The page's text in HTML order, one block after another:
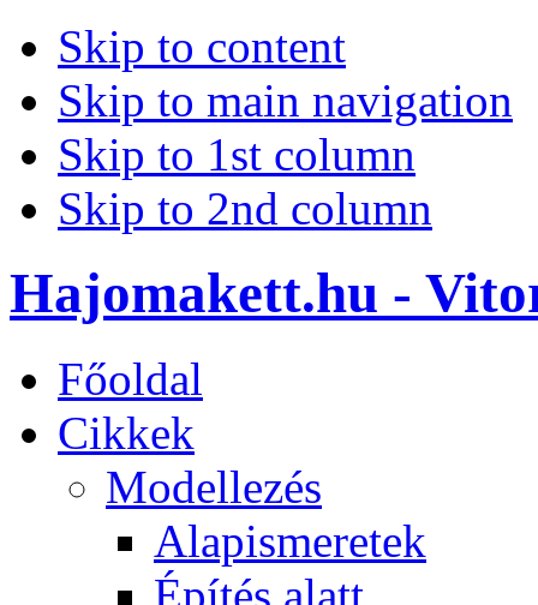
Skip to content
Skip to main navigation
Skip to 1st column
Skip to 2nd column
Hajomakett.hu -
Főoldal
Cikkek
Modellezés
Alapismeretek
Építés alatt